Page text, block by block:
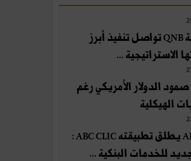
مجموعة QNB تواصل تنفيذ أبرز
الاستراتيجية ...
الدولار الأمريكي رغم
الهيكلية
بنك ABC يطلق تطبيقته ABC CLIC :
للخدمات البنكية ...